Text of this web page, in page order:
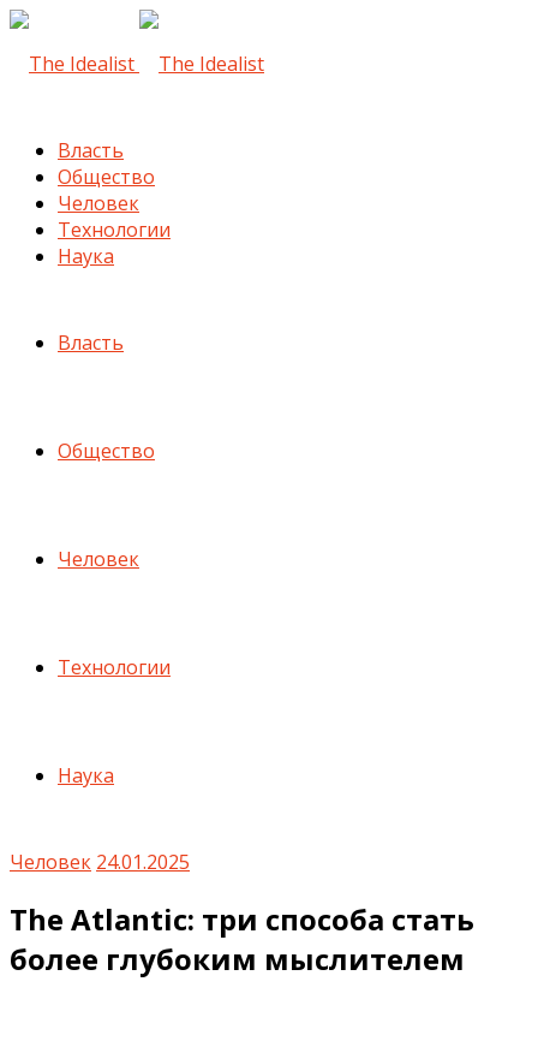
Власть
Общество
Человек
Технологии
Наука
Власть
Общество
Человек
Технологии
Наука
Человек 24.01.2025
The Atlantic: три способа стать
более глубоким мыслителем